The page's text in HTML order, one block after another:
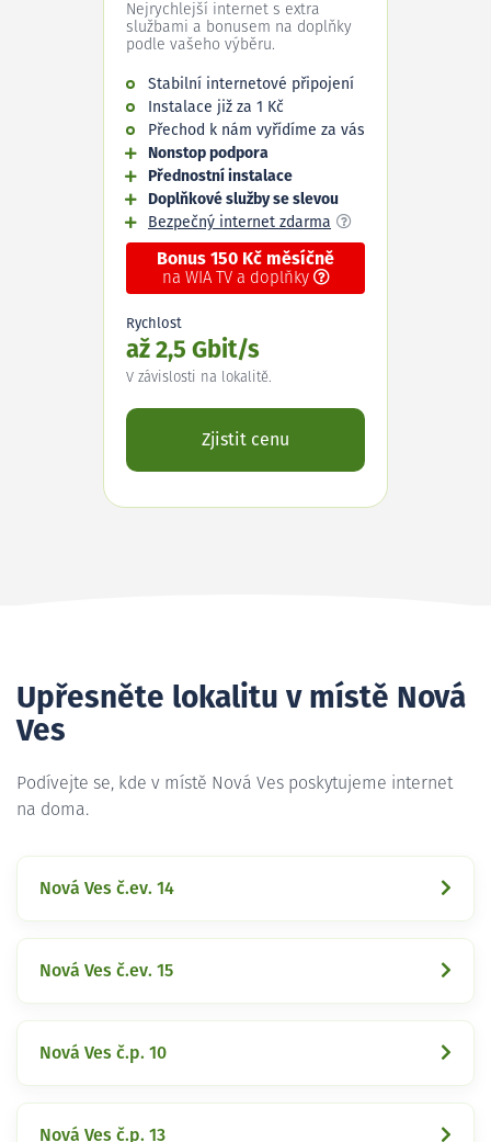
Nejrychlejší internet s extra
službami a bonusem na doplňky
podle vašeho výběru.
Stabilní internetové připojení
Instalace již za 1 Kč
Přechod k nám vyřídíme za vás
Nonstop podpora
Přednostní instalace
Doplňkové služby se slevou
Bezpečný internet zdarma
Bonus 150 Kč měsíčně
na WIA TV a doplňky
Rychlost
až 2,5 Gbit/s
V závislosti na lokalitě.
Zjistit cenu
Upřesněte lokalitu v místě Nová
Ves
Podívejte se, kde v místě Nová Ves poskytujeme internet
na doma.
Nová Ves č.ev. 14
Nová Ves č.ev. 15
Nová Ves č.p. 10
Nová Ves č.p. 13